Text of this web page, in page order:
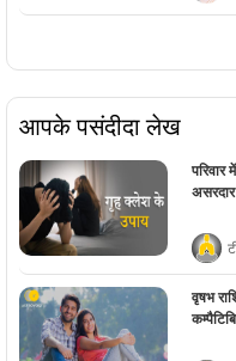
आपके पसंदीदा लेख
वृषभ